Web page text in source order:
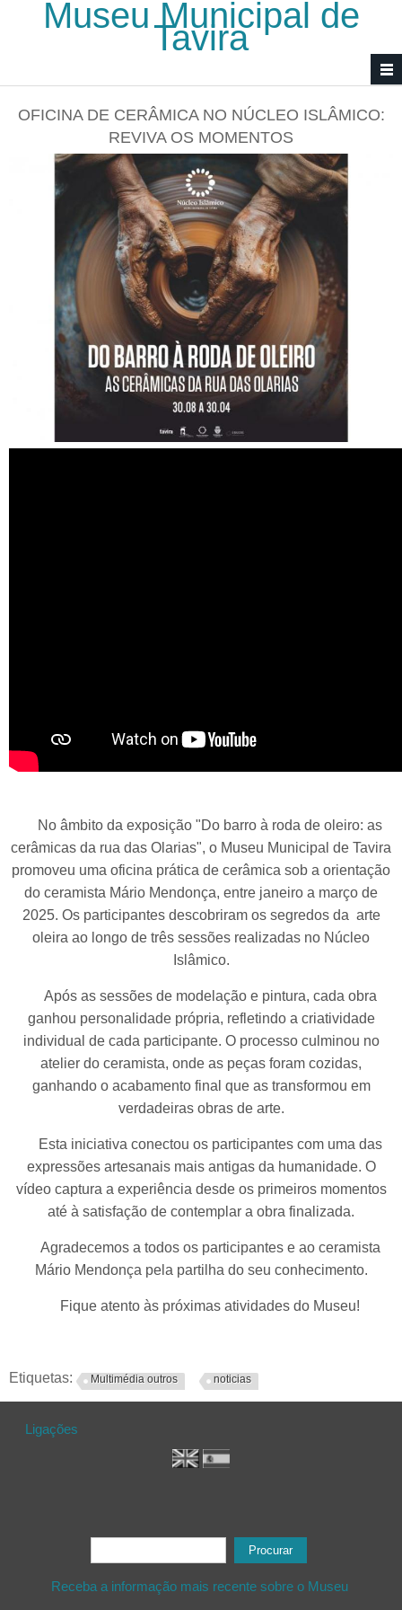
Passar para o conteúdo principal
Museu Municipal de
Tavira
OFICINA DE CERÂMICA NO NÚCLEO ISLÂMICO:
REVIVA OS MOMENTOS
No âmbito da exposição "Do barro à roda de oleiro: as
cerâmicas da rua das Olarias", o Museu Municipal de Tavira
promoveu uma oficina prática de cerâmica sob a orientação
do ceramista Mário Mendonça, entre janeiro a março de
2025. Os participantes descobriram os segredos da arte
oleira ao longo de três sessões realizadas no Núcleo
Islâmico.
Após as sessões de modelação e pintura, cada obra
ganhou personalidade própria, refletindo a criatividade
individual de cada participante. O processo culminou no
atelier do ceramista, onde as peças foram cozidas,
ganhando o acabamento final que as transformou em
verdadeiras obras de arte.
Esta iniciativa conectou os participantes com uma das
expressões artesanais mais antigas da humanidade. O
vídeo captura a experiência desde os primeiros momentos
até à satisfação de contemplar a obra finalizada.
Agradecemos a todos os participantes e ao ceramista
Mário Mendonça pela partilha do seu conhecimento.
Fique atento às próximas atividades do Museu!
Etiquetas: Multimédia outros noticias
Ligações
Formulário de procura
Receba a informação mais recente sobre o Museu